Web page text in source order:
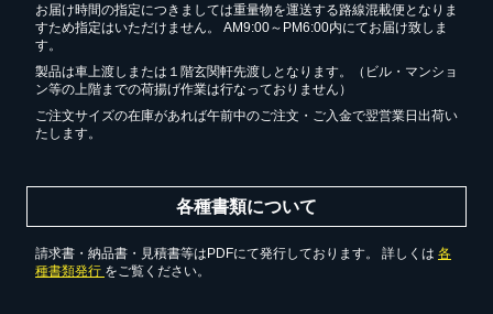
お届け時間の指定につきましては重量物を運送する路線混載便となりま
すため指定はいただけません。 AM9:00～PM6:00内にてお届け致しま
す。
製品は車上渡しまたは１階玄関軒先渡しとなります。（ビル・マンショ
ン等の上階までの荷揚げ作業は行なっておりません）
ご注文サイズの在庫があれば午前中のご注文・ご入金で翌営業日出荷い
たします。
各種書類について
請求書・納品書・見積書等はPDFにて発行しております。 詳しくは 各
種書類発行 をご覧ください。